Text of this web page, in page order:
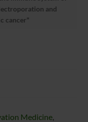
and
cancer"
Medicine,